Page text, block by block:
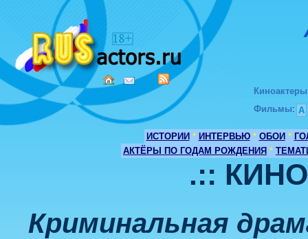
Киноактеры
Фильмы: А
ИСТОРИИ * ИНТЕРВЬЮ * ОБОИ *
АКТЁРЫ ПО ГОДАМ РОЖДЕНИЯ *
.::
Криминальная